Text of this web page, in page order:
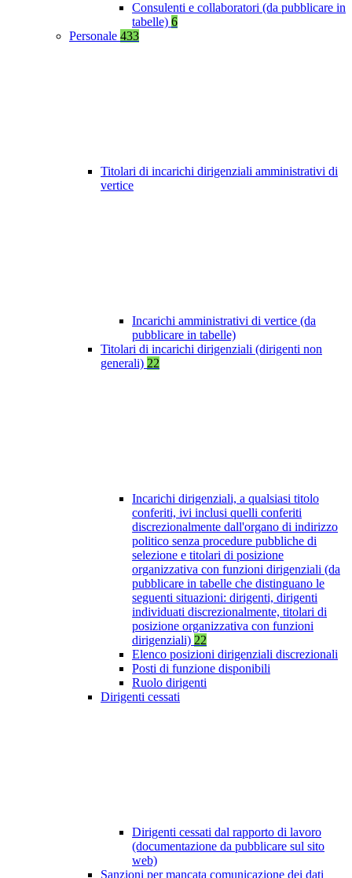
Consulenti e collaboratori (da pubblicare in
tabelle) 6
Personale 433
Titolari di incarichi dirigenziali amministrativi di
vertice
Incarichi amministrativi di vertice (da
pubblicare in tabelle)
Titolari di incarichi dirigenziali (dirigenti non
generali) 22
Incarichi dirigenziali, a qualsiasi titolo
conferiti, ivi inclusi quelli conferiti
discrezionalmente dall'organo di indirizzo
politico senza procedure pubbliche di
selezione e titolari di posizione
organizzativa con funzioni dirigenziali (da
pubblicare in tabelle che distinguano le
seguenti situazioni: dirigenti, dirigenti
individuati discrezionalmente, titolari di
posizione organizzativa con funzioni
dirigenziali) 22
Elenco posizioni dirigenziali discrezionali
Posti di funzione disponibili
Ruolo dirigenti
Dirigenti cessati
Dirigenti cessati dal rapporto di lavoro
(documentazione da pubblicare sul sito
web)
Sanzioni per mancata comunicazione dei dati